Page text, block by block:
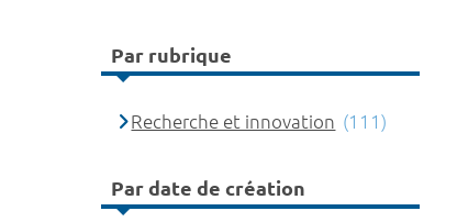
Par rubrique
Recherche et innovation (111)
Par date de création